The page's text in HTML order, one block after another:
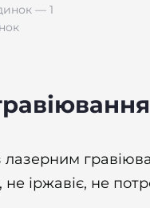
лазерним
іржавіє, не